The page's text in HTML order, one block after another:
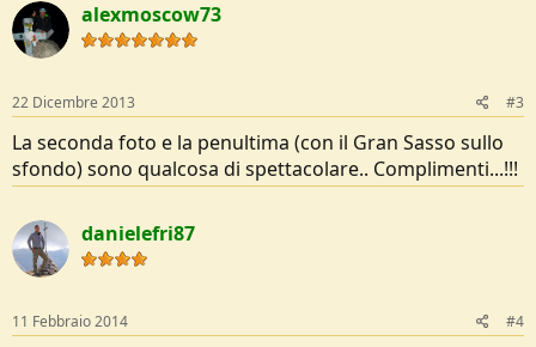
alexmoscow73
22 Dicembre 2013 #3
La seconda foto e la penultima (con il Gran Sasso sullo
sfondo) sono qualcosa di spettacolare.. Complimenti...!!!
danielefri87
11 Febbraio 2014 #4